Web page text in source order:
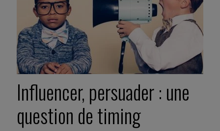
Influencer, persuader : une
question de timing